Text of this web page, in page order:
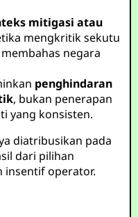
mitigasi atau
mengkritik sekutu
negara
penghindaran
, bukan penerapan
yang konsisten.
diatribusikan pada
dari pilihan
insentif operator.